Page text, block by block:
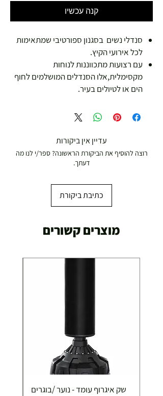
קנה עכשיו
סנדלי נשים בסגנון ספורטיבי שמתאימות
לכל אירועי הקיץ.
עם רצועות מתכווננות לנוחות
מקסימלית,אלו הסנדלים המושלמים לחוף
הים או לטיולים בעיר.
עדיין אין ביקורות
רוצה להוסיף את הביקורת הראשונה? ספר/י לנו מה
דעתך.
כתיבת ביקורת
מוצרים קשורים
שק איגרוף עומד - נוער /בוגרים